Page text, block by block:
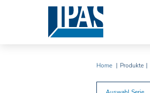
Home Produkte